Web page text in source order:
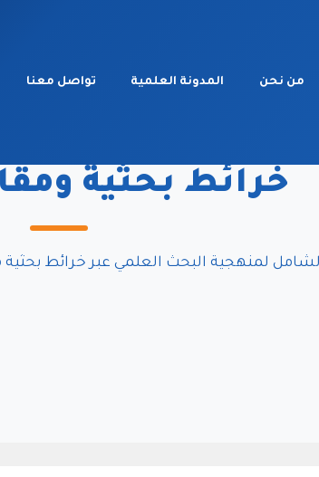
من نحن المدونة العلمية تواصل معنا
خرائط بحثية
لمنهجية البحث العلمي عبر خرائط